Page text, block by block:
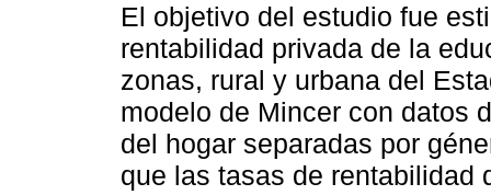
El objetivo del estudio fue
rentabilidad privada de la
zonas, rural y urbana del
modelo de Mincer con datos
del hogar separadas por
que las tasas de rentabilidad